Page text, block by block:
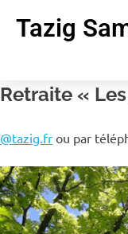
Tazig
Retraite «
@tazig.fr ou par